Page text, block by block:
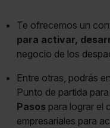
Te ofrecemos un
para activar,
negocio de los
Entre otras, podrás
Punto de partida
Pasos para lograr el
empresariales para